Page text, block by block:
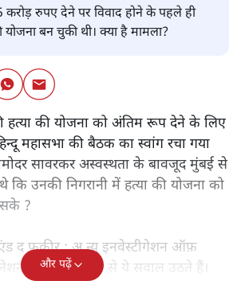
करोड़ रुपए देने पर विवाद होने के पहले ही
योजना बन चुकी थी। क्या है मामला?
हत्या की योजना को अंतिम रूप देने के लिए
महासभा की बैठक का स्वांग रचा गया
सावरकर अस्वस्थता के बावजूद मुंबई से
उनकी निगरानी में हत्या की योजना को
?
एंड द फ़कीर : अ न्यू इनवेस्टीगेशन ऑफ़
नामक किताब से ये सवाल उठते हैं।
और पढ़ें